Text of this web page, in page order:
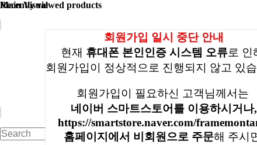
회원가입 일시 중단 안내
현재 휴대폰 본인인증 시스템 오류로 인
회원가입이 정상적으로 진행되지 않고 있
회원가입이 필요하신 고객님께서는
네이버 스마트스토어를 이용하시거나,
https://smartstore.naver.com/
홈페이지에서 비회원으로 주문해 주시
Recently viewed products
Main Visual